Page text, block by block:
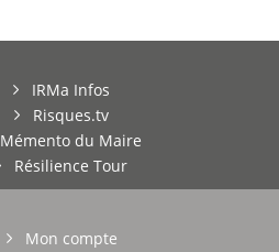
IRMa Infos
Risques.tv
Mémento du Maire
Résilience Tour
Mon compte